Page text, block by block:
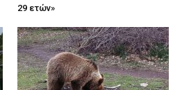
29 ετών»